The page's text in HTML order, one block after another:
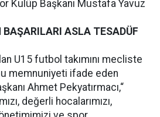
Kulüp Başkanı Mustafa Yavuz
BAŞARILARI ASLA TESADÜF
U15 futbol takımını mecliste
memnuniyeti ifade eden
Ahmet Pekyatırmacı,“
değerli hocalarımızı,